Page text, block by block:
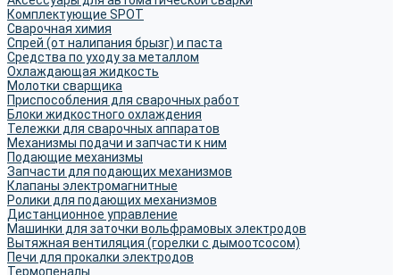
Комплектующие SPOT
Сварочная химия
Спрей (от налипания брызг) и паста
Средства по уходу за металлом
Охлаждающая жидкость
Молотки сварщика
Приспособления для сварочных работ
Блоки жидкостного охлаждения
Тележки для сварочных аппаратов
Механизмы подачи и запчасти к ним
Подающие механизмы
Запчасти для подающих механизмов
Клапаны электромагнитные
Ролики для подающих механизмов
Дистанционное управление
Машинки для заточки вольфрамовых электродов
Вытяжная вентиляция (горелки с дымоотсосом)
Печи для прокалки электродов
Термопеналы